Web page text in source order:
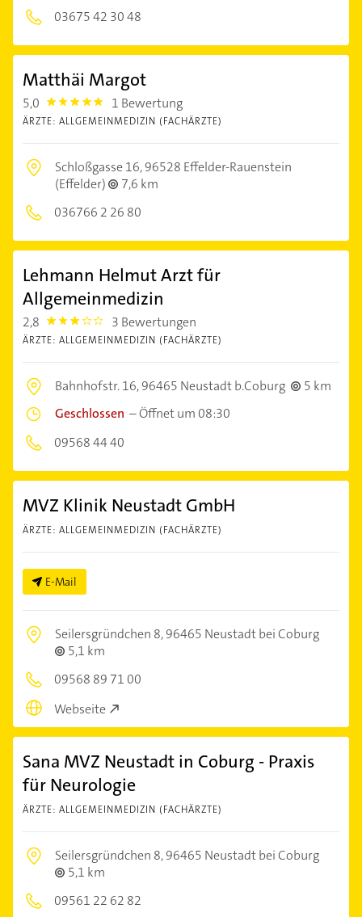
03675 42 30 48
Matthäi Margot
5,0 5.0 1 Bewertung
ÄRZTE: ALLGEMEINMEDIZIN (FACHÄRZTE)
Schloßgasse 16,96528 Effelder-Rauenstein
(Effelder)
7,6 km
036766 2 26 80
Lehmann Helmut Arzt für
Allgemeinmedizin
2,8 2.8 3 Bewertungen
ÄRZTE: ALLGEMEINMEDIZIN (FACHÄRZTE)
Bahnhofstr. 16,96465 Neustadt b.Coburg
5 km
Geschlossen –Öffnet um 08:30
09568 44 40
MVZ Klinik Neustadt GmbH
ÄRZTE: ALLGEMEINMEDIZIN (FACHÄRZTE)
E-Mail
Seilersgründchen 8,96465 Neustadt bei Coburg
5,1 km
09568 89 71 00
Webseite
Sana MVZ Neustadt in Coburg - Praxis
für Neurologie
ÄRZTE: ALLGEMEINMEDIZIN (FACHÄRZTE)
Seilersgründchen 8,96465 Neustadt bei Coburg
5,1 km
09561 22 62 82